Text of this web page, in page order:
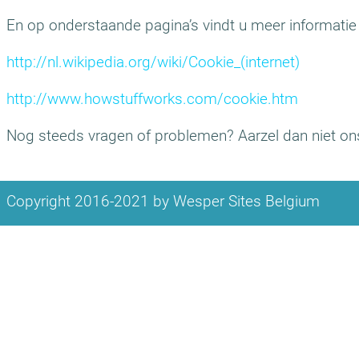
En op onderstaande pagina’s vindt u meer
http://nl.wikipedia.org/wiki/Cookie_(internet)
http://www.howstuffworks.com/cookie.htm
Nog steeds vragen of problemen? Aarzel dan niet
Copyright 2016-2021 by Wesper Sites Belgium